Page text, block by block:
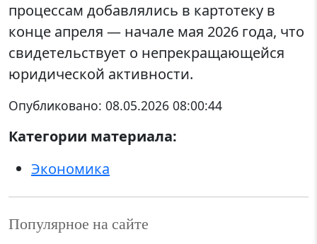
процессам добавлялись в картотеку в
конце апреля — начале мая 2026 года, что
свидетельствует о непрекращающейся
юридической активности.
Опубликовано: 08.05.2026 08:00:44
Категории материала:
Экономика
Популярное на сайте